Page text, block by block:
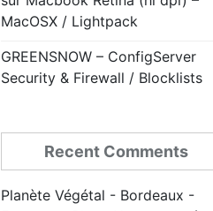
MacOSX / Lightpack
GREENSNOW – ConfigServer
Security & Firewall / Blocklists
Recent Comments
Planète Végétal - Bordeaux -